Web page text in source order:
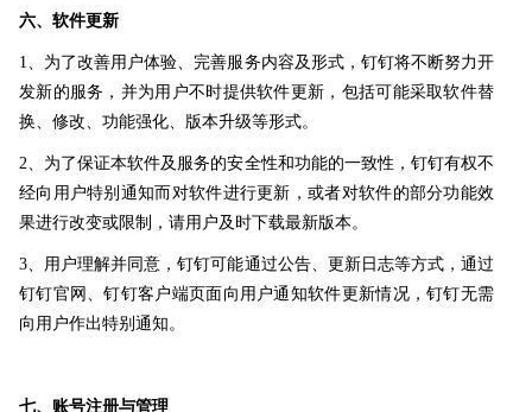
六、软件更新
1、为了改善用户体验、完善服务内容及形式，钉钉将不断努力开
发新的服务，并为用户不时提供软件更新，包括可能采取软件替
换、修改、功能强化、版本升级等形式。
2、为了保证本软件及服务的安全性和功能的一致性，钉钉有权不
经向用户特别通知而对软件进行更新，或者对软件的部分功能效
果进行改变或限制，请用户及时下载最新版本。
3、用户理解并同意，钉钉可能通过公告、更新日志等方式，通过
钉钉官网、钉钉客户端页面向用户通知软件更新情况，钉钉无需
向用户作出特别通知。
七、账号注册与管理